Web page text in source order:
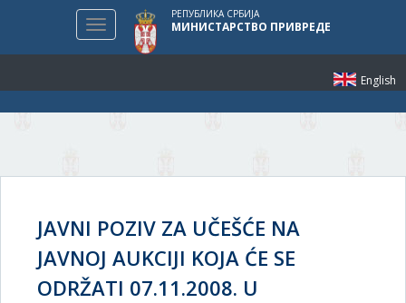
English
Toggle
navigation
РЕПУБЛИКА СРБИЈА
МИНИСТАРСТВО ПРИВРЕДЕ
JAVNI POZIV ZA UČEŠĆE NA
JAVNOJ AUKCIJI KOJA ĆE SE
ODRŽATI 07.11.2008. U